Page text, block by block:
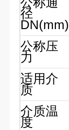
径
DN(mm)
公称压
力
适用介
质
介质温
度